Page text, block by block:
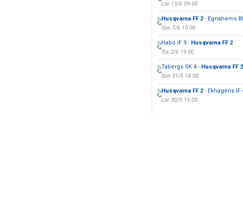
Lör 13/6 09:00
Husqvarna FF 2- Egnahems
Sön 7/6 10:00
Habo IF 9 - Husqvarna FF 2
Tis 2/6 19:00
Tabergs SK 4 - Husqvarna FF 2
Sön 31/5 14:00
Husqvarna FF 2- Ekhagens IF
Lör 30/5 15:00